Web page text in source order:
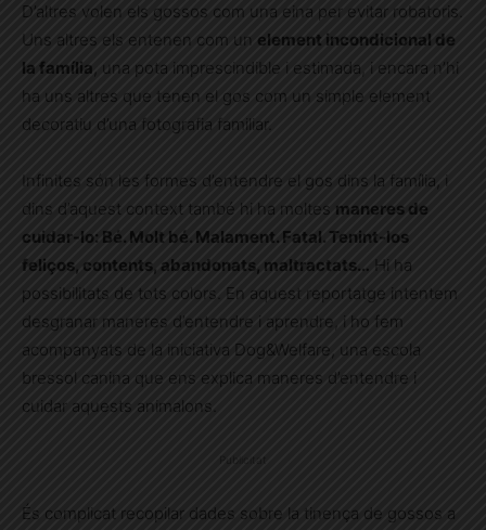
D’altres volen els gossos com una eina per evitar robatoris.
Uns altres els entenen com un element incondicional de
la família, una pota imprescindible i estimada, i encara n’hi
ha uns altres que tenen el gos com un simple element
decoratiu d’una fotografia familiar.
Infinites són les formes d’entendre el gos dins la família, i
dins d’aquest context també hi ha moltes maneres de
cuidar-lo: Bé. Molt bé. Malament. Fatal. Tenint-los
feliços, contents, abandonats, maltractats… Hi ha
possibilitats de tots colors. En aquest reportatge intentem
desgranar maneres d’entendre i aprendre, i ho fem
acompanyats de la iniciativa Dog&Welfare, una escola
bressol canina que ens explica maneres d’entendre i
cuidar aquests animalons.
Publicitat
És complicat recopilar dades sobre la tinença de gossos a